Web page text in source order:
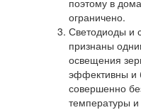
поэтому в
ограничено.
Светодиоды и
признаны
освещения
эффективны и
совершенно
температуры